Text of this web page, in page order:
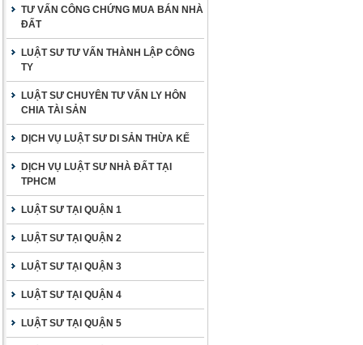
TƯ VẤN CÔNG CHỨNG MUA BÁN NHÀ
ĐẤT
LUẬT SƯ TƯ VẤN THÀNH LẬP CÔNG
TY
LUẬT SƯ CHUYÊN TƯ VẤN LY HÔN
CHIA TÀI SẢN
DỊCH VỤ LUẬT SƯ DI SẢN THỪA KẾ
DỊCH VỤ LUẬT SƯ NHÀ ĐẤT TẠI
TPHCM
LUẬT SƯ TẠI QUẬN 1
LUẬT SƯ TẠI QUẬN 2
LUẬT SƯ TẠI QUẬN 3
LUẬT SƯ TẠI QUẬN 4
LUẬT SƯ TẠI QUẬN 5